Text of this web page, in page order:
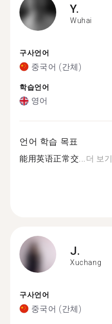
Y.
Wuhai
구사언어
중국어 (간체)
학습언어
영어
언어 학습 목표
能用英语正常交...더 보기
J.
Xuchang
구사언어
중국어 (간체)